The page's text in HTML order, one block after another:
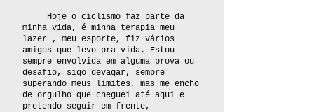
Hoje o ciclismo faz parte da
minha vida, é minha terapia meu
lazer , meu esporte, fiz vários
amigos que levo pra vida. Estou
sempre envolvida em alguma prova ou
desafio, sigo devagar, sempre
superando meus limites, mas me encho
de orgulho que cheguei até aqui e
pretendo seguir em frente,